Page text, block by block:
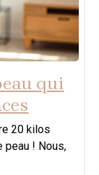
qui
20 kilos
peau ! Nous,